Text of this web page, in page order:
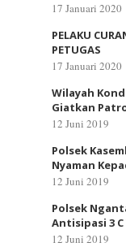
17 Januari 2020
PELAKU
PETUGAS
17 Januari 2020
Wilayah
Giatkan
12 Juni 2019
Polsek
Nyaman
12 Juni 2019
Polsek
Antisipasi 3
12 Juni 2019